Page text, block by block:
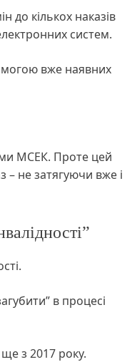
до кількох наказів
систем.
вже наявних
МСЕК. Проте цей
– не затягуючи вже і
в процесі
з 2017 року.